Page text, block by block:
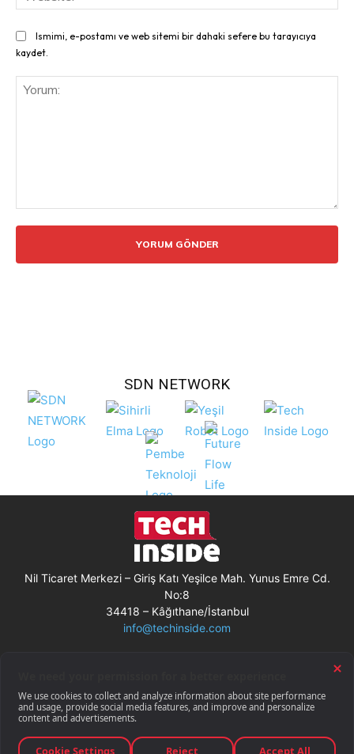
Ismimi, e-postamı ve web sitemi bir dahaki sefere bu tarayıcıya
kaydet.
SDN NETWORK
Nil Ticaret Merkezi – Giriş Katı Yeşilce Mah. Yunus Emre Cd.
No:8
34418 – Kâğıthane/İstanbul
info@techinside.com
Gizlilik Bildirimi
RSS